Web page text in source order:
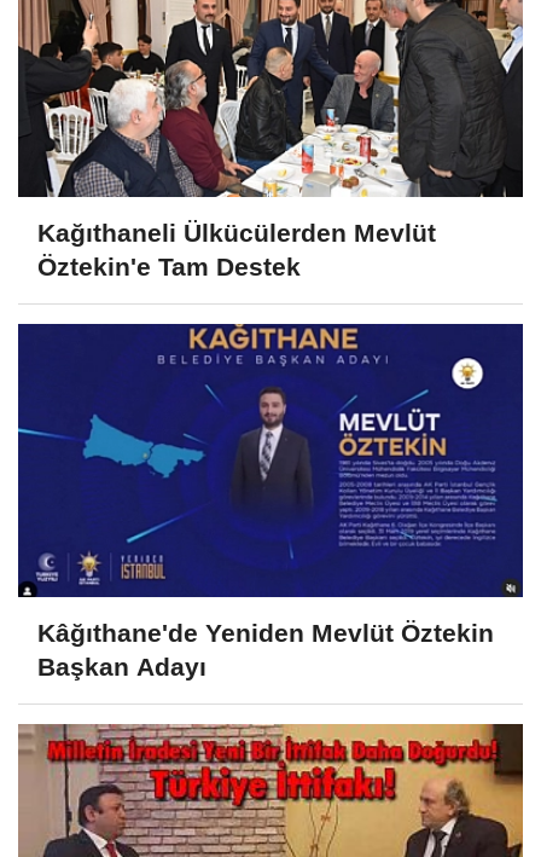
Kağıthaneli Ülkücülerden Mevlüt
Öztekin'e Tam Destek
Kâğıthane'de Yeniden Mevlüt Öztekin
Başkan Adayı